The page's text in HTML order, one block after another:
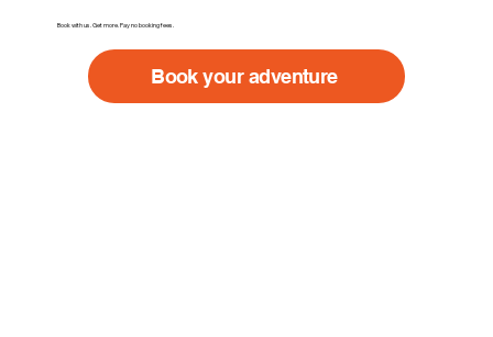
Book with us. Get more. Pay no booking fees.
Book your adventure